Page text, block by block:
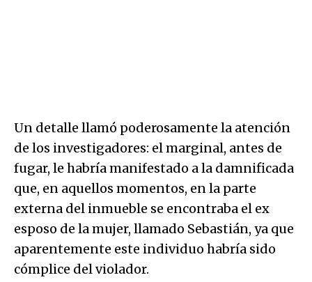
Un detalle llamó poderosamente la atención
de los investigadores: el marginal, antes de
fugar, le habría manifestado a la damnificada
que, en aquellos momentos, en la parte
externa del inmueble se encontraba el ex
esposo de la mujer, llamado Sebastián, ya que
aparentemente este individuo habría sido
cómplice del violador.